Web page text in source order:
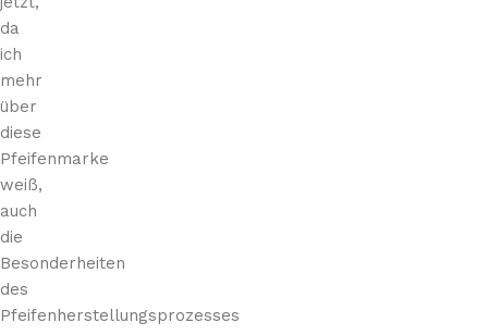
da
ich
mehr
über
diese
Pfeifenmarke
weiß,
auch
die
Besonderheiten
des
Pfeifenherstellungsprozesses